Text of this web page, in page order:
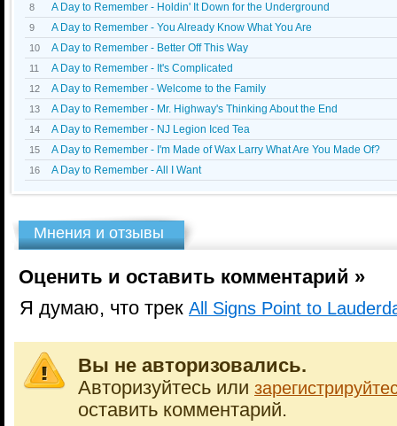
8 A Day to Remember - Holdin' It Down for the Underground
9 A Day to Remember - You Already Know What You Are
10 A Day to Remember - Better Off This Way
11 A Day to Remember - It's Complicated
12 A Day to Remember - Welcome to the Family
13 A Day to Remember - Mr. Highway's Thinking About the End
14 A Day to Remember - NJ Legion Iced Tea
15 A Day to Remember - I'm Made of Wax Larry What Are You Made Of?
16 A Day to Remember - All I Want
Мнения и отзывы
Оценить и оставить комментарий »
Я думаю, что трек All Signs Point to
Вы не авторизовались.
Авторизуйтесь или
оставить комментарий.